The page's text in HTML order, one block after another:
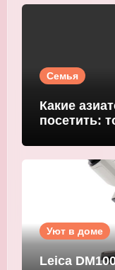
Семья
Какие
посетить:
Уют в доме
Leica